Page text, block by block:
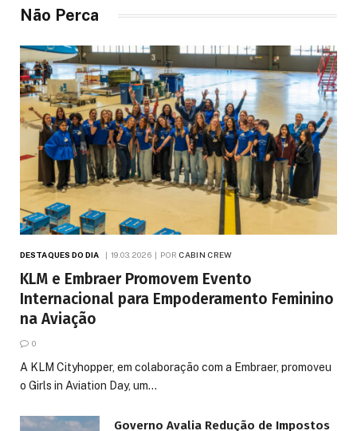
Não Perca
DESTAQUES DO DIA 19.03.2026 POR CABIN CREW
KLM e Embraer Promovem Evento
Internacional para Empoderamento Feminino
na Aviação
0
A KLM Cityhopper, em colaboração com a Embraer, promoveu
o Girls in Aviation Day, um…
Governo Avalia Redução de Impostos